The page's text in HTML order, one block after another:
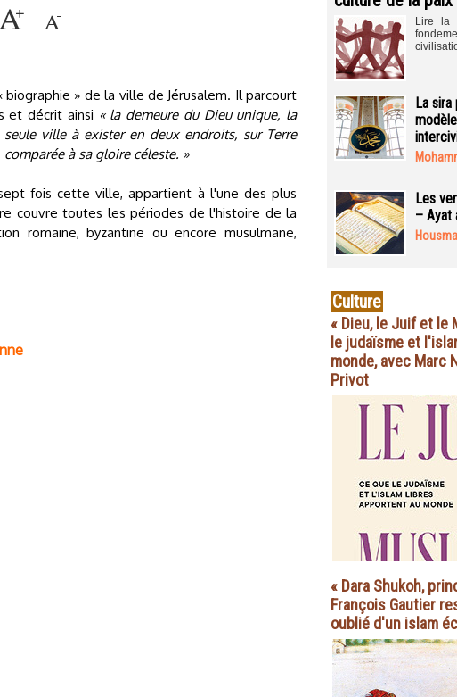
» de la ville de Jérusalem. Il parcourt
et décrit ainsi « la demeure du Dieu unique, la
ville à exister en deux endroits, sur Terre
à sa gloire céleste. »
fois cette ville, appartient à l'une des plus
couvre toutes les périodes de l'histoire de la
romaine, byzantine ou encore musulmane,
Lire la
La
Les
– Ayat
Culture
« Dieu, le Juif et le
le judaïsme et
monde, avec Marc
Privot
« Dara Shukoh,
François Gautier
oublié d'un islam